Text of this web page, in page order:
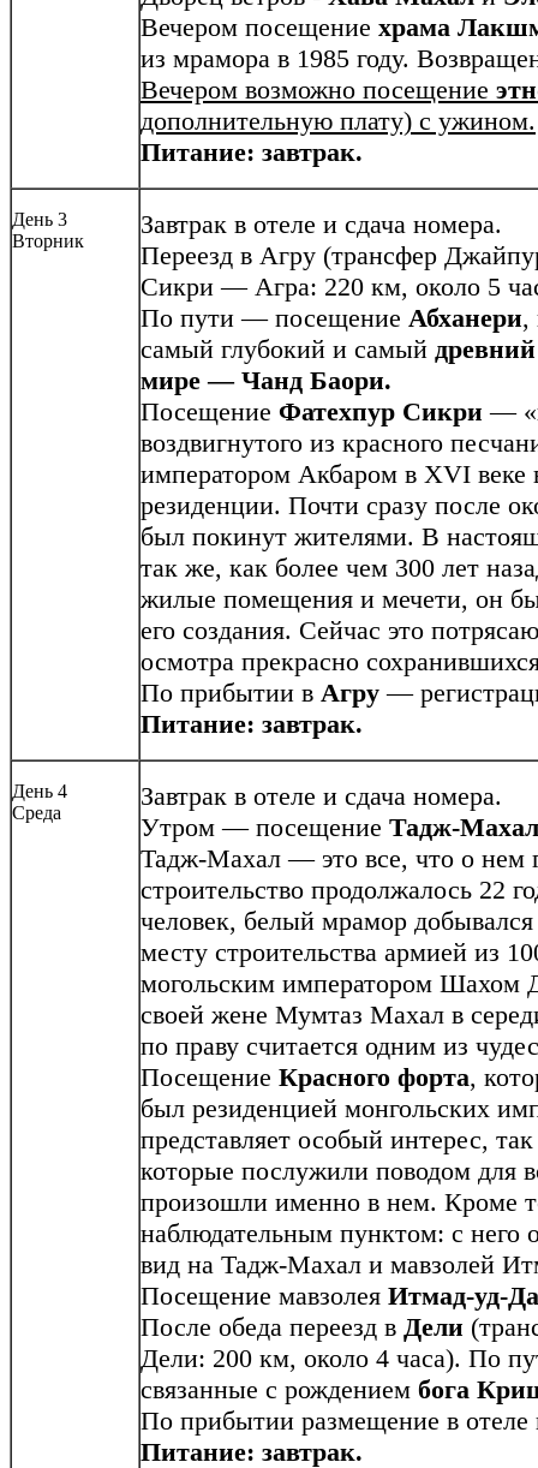
Вечером посещение храма
из мрамора в 1985 году.
Вечером возможно посещение
дополнительную плату) с ужином.
Питание: завтрак.
День 3
Вторник
Завтрак в отеле и сдача номера.
Переезд в Агру (трансфер
Сикри — Агра: 220 км, около 5
По пути — посещение Абханери,
самый глубокий и самый
мире — Чанд Баори.
Посещение Фатехпур Сикри —
воздвигнутого из красного
императором Акбаром в XVI веке
резиденции. Почти сразу после
был покинут жителями. В
так же, как более чем 300 лет
жилые помещения и мечети, он
его создания. Сейчас это
осмотра прекрасно
По прибытии в Агру —
Питание: завтрак.
День 4
Среда
Завтрак в отеле и сдача номера.
Утром — посещение Тадж-
Тадж-Махал — это все, что о нем
строительство продолжалось 22
человек, белый мрамор
месту строительства армией из
могольским императором Шахом
своей жене Мумтаз Махал в
по праву считается одним из
Посещение Красного форта,
был резиденцией монгольских
представляет особый интерес,
которые послужили поводом для
произошли именно в нем. Кроме
наблюдательным пунктом: с него
вид на Тадж-Махал и мавзолей
Посещение мавзолея Итмад-уд-
После обеда переезд в Дели
Дели: 200 км, около 4 часа). По
связанные с рождением бога
По прибытии размещение в отеле
Питание: завтрак.